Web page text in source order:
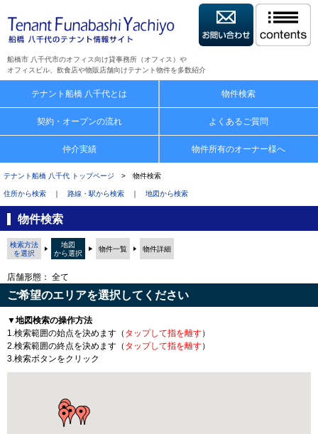
船橋市 八千代市のオフィス向け貸事務所（オフィス）や
オフィスビル、飲食店や物販店舗向けテナント物件を多数紹介
テナント船橋 八千代とは 物件検索
契約・オープンの流れ よくあるご質問
仲介実績 物件所有のオーナー様へ
テナント船橋 八千代 トップページ > 物件検索
住所から検索 ｜ 路線・駅から検索 ｜ 地図から検索
物件検索
検索方法
を選択
地図
から選択
物件一覧 物件詳細
店舗形態： 全て
ご希望のエリアを選択してください
▼地図検索の操作方法
1.検索範囲の始点を決めます（ タップして指を離す）
2.検索範囲の終点を決めます（ タップして指を離す）
3.検索ボタンをクリック